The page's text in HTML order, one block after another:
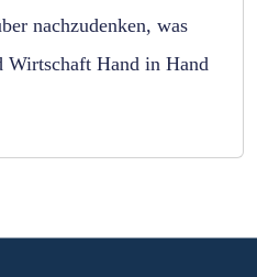
nachzudenken, was
Wirtschaft Hand in Hand